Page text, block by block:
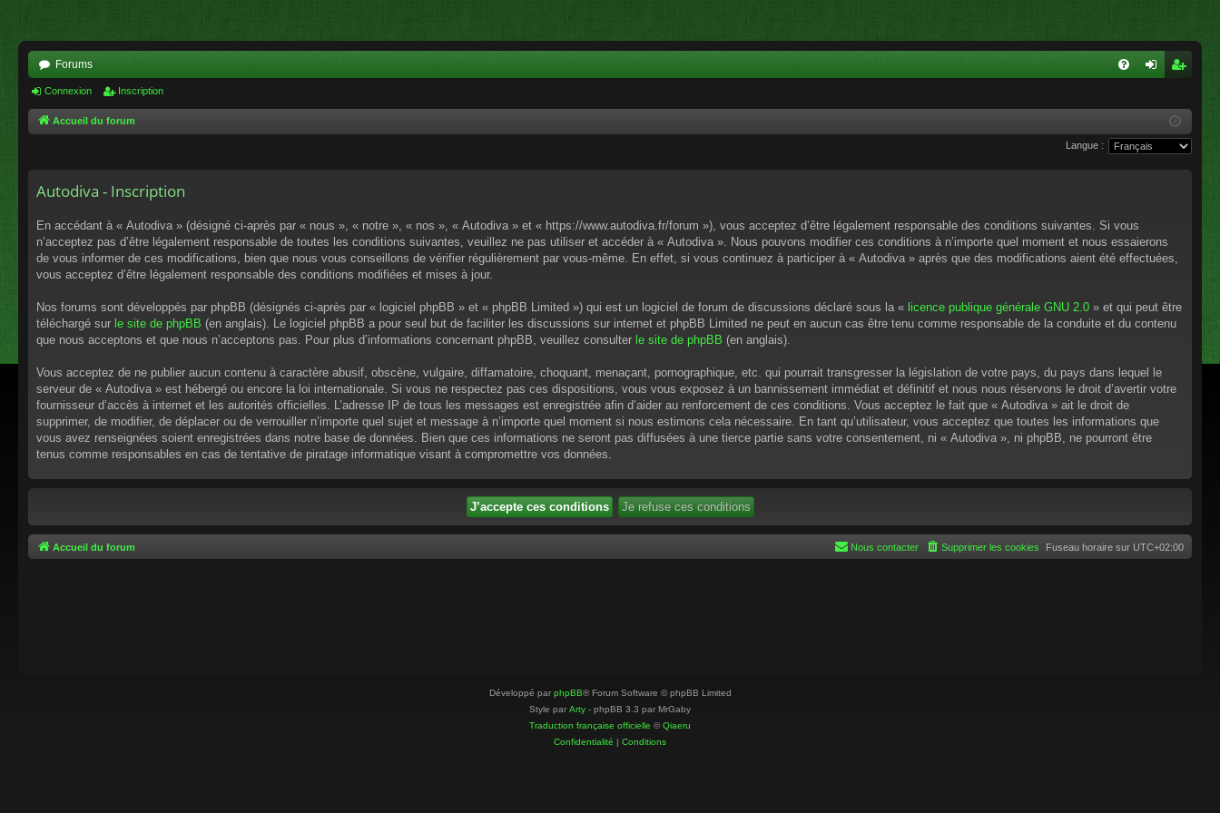
Forums
xi
cri
pti
Connexion Inscription
Accueil du forum
Langue :
Autodiva - Inscription
En accédant à « Autodiva » (désigné ci-après par « nous », « notre », « nos », « Autodiva » et « https://www.autodiva.fr/forum »), vous acceptez d’être légalement responsable des conditions suivantes. Si vous
n’acceptez pas d’être légalement responsable de toutes les conditions suivantes, veuillez ne pas utiliser et accéder à « Autodiva ». Nous pouvons modifier ces conditions à n’importe quel moment et nous essaierons
de vous informer de ces modifications, bien que nous vous conseillons de vérifier régulièrement par vous-même. En effet, si vous continuez à participer à « Autodiva » après que des modifications aient été effectuées,
vous acceptez d’être légalement responsable des conditions modifiées et mises à jour.
Nos forums sont développés par phpBB (désignés ci-après par « logiciel phpBB » et « phpBB Limited ») qui est un logiciel de forum de discussions déclaré sous la « licence publique générale GNU 2.0 » et qui peut être
téléchargé sur le site de phpBB (en anglais). Le logiciel phpBB a pour seul but de faciliter les discussions sur internet et phpBB Limited ne peut en aucun cas être tenu comme responsable de la conduite et du contenu
que nous acceptons et que nous n’acceptons pas. Pour plus d’informations concernant phpBB, veuillez consulter le site de phpBB (en anglais).
Vous acceptez de ne publier aucun contenu à caractère abusif, obscène, vulgaire, diffamatoire, choquant, menaçant, pornographique, etc. qui pourrait transgresser la législation de votre pays, du pays dans lequel le
serveur de « Autodiva » est hébergé ou encore la loi internationale. Si vous ne respectez pas ces dispositions, vous vous exposez à un bannissement immédiat et définitif et nous nous réservons le droit d’avertir votre
fournisseur d’accès à internet et les autorités officielles. L’adresse IP de tous les messages est enregistrée afin d’aider au renforcement de ces conditions. Vous acceptez le fait que « Autodiva » ait le droit de
supprimer, de modifier, de déplacer ou de verrouiller n’importe quel sujet et message à n’importe quel moment si nous estimons cela nécessaire. En tant qu’utilisateur, vous acceptez que toutes les informations que
vous avez renseignées soient enregistrées dans notre base de données. Bien que ces informations ne seront pas diffusées à une tierce partie sans votre consentement, ni « Autodiva », ni phpBB, ne pourront être
tenus comme responsables en cas de tentative de piratage informatique visant à compromettre vos données.
Accueil du forum Fuseau horaire sur UTC+02:00
Supprimer les cookies
Nous contacter
Développé par phpBB® Forum Software © phpBB Limited
Style par Arty - phpBB 3.3 par MrGaby
Traduction française officielle ©Qiaeru
Confidentialité | Conditions